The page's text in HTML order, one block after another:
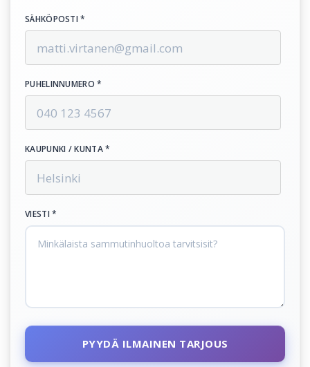
SÄHKÖPOSTI *
PUHELINNUMERO *
KAUPUNKI / KUNTA *
VIESTI *
PYYDÄ ILMAINEN TARJOUS